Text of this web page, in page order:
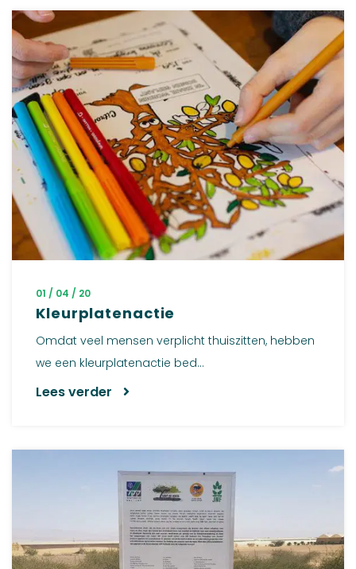
01 / 04 / 20
Kleurplatenactie
Omdat veel mensen verplicht thuiszitten, hebben
we een kleurplatenactie bed...
Lees verder